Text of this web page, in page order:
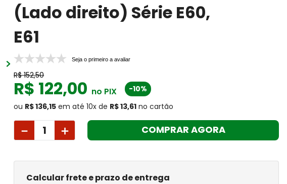
(Lado direito) Série E60,
E61
Seja o primeiro a avaliar
R$ 152,50
R$ 122,00 no PIX
-10%
ou R$ 136,15 em até 10x de R$ 13,61 no cartão
＋
－ COMPRAR AGORA
Calcular frete e prazo de entrega